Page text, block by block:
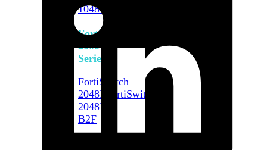
1048G
FortiSwitch
2000
Series
FortiSwitch
2048F
FortiSwitch
2048F-
B2F